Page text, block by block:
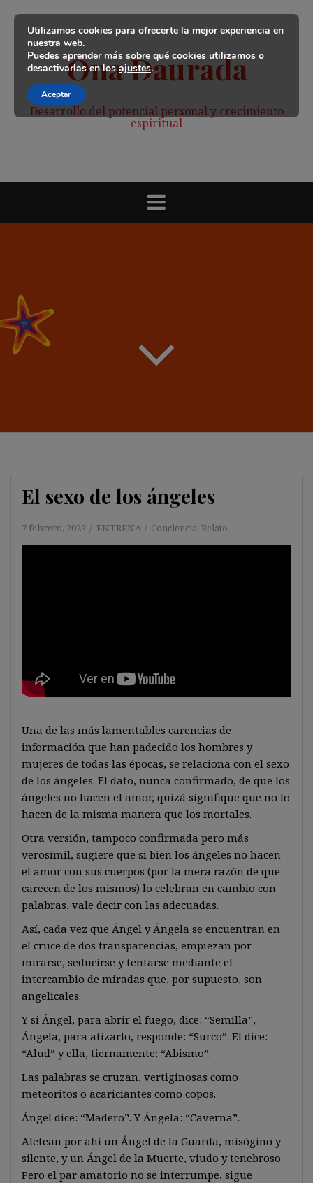
contenido
Ona Daurada
Desarrollo del potencial personal y crecimiento
espiritual
El sexo de los ángeles
7 febrero, 2023 ENTRENA Conciencia, Relato
Una de las más lamentables carencias de
información que han padecido los hombres y
mujeres de todas las épocas, se relaciona con el sexo
de los ángeles. El dato, nunca confirmado, de que los
ángeles no hacen el amor, quizá signifique que no lo
hacen de la misma manera que los mortales.
Otra versión, tampoco confirmada pero más
verosímil, sugiere que si bien los ángeles no hacen
el amor con sus cuerpos (por la mera razón de que
carecen de los mismos) lo celebran en cambio con
palabras, vale decir con las adecuadas.
Así, cada vez que Ángel y Ángela se encuentran en
el cruce de dos transparencias, empiezan por
mirarse, seducirse y tentarse mediante el
intercambio de miradas que, por supuesto, son
angelicales.
Y si Ángel, para abrir el fuego, dice: “Semilla”,
Ángela, para atizarlo, responde: “Surco”. El dice:
“Alud” y ella, tiernamente: “Abismo”.
Las palabras se cruzan, vertiginosas como
meteoritos o acariciantes como copos.
Ángel dice: “Madero”. Y Ángela: “Caverna”.
Aletean por ahí un Ángel de la Guarda, misógino y
silente, y un Ángel de la Muerte, viudo y tenebroso.
Pero el par amatorio no se interrumpe, sigue
Utilizamos cookies para ofrecerte la mejor experiencia en
nuestra web.
Puedes aprender más sobre qué cookies utilizamos o
desactivarlas en losajustes.
Aceptar